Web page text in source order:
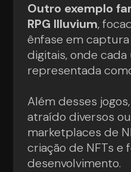
Outro exemplo
RPG Illuvium,
ênfase em
digitais, onde cada
representada
Além desses
atraído diversos
marketplaces de
criação de NFTs e
desenvolvimento.